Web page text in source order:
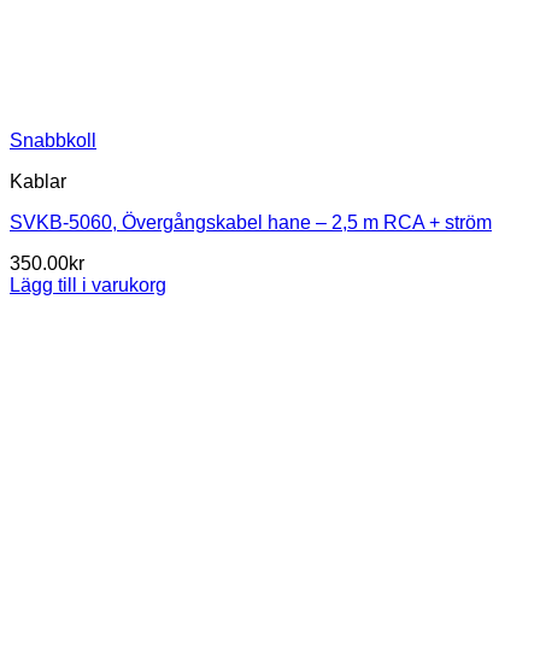
Snabbkoll
Kablar
SVKB-5060, Övergångskabel hane – 2,5 m RCA + ström
350.00kr
Lägg till i varukorg